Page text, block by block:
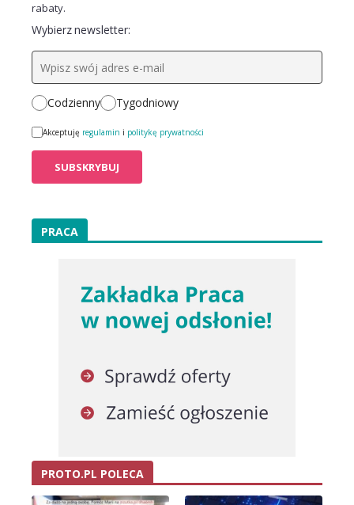
rabaty.
Wybierz newsletter:
Codzienny Tygodniowy
Akceptuję regulamin i politykę prywatności
PRACA
PROTO.PL POLECA